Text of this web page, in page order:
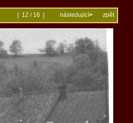
| 12 / 16 | následující> zpět